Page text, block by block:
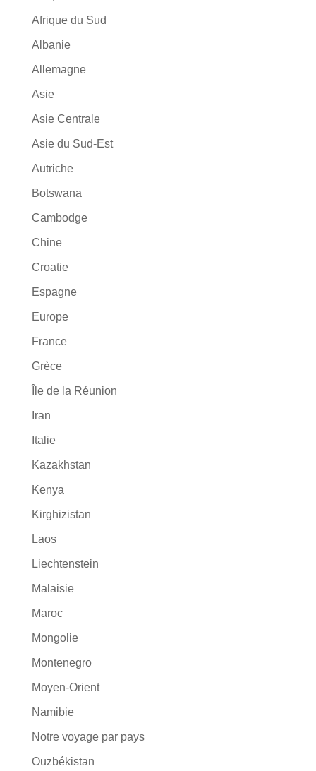
Afrique du Sud
Albanie
Allemagne
Asie
Asie Centrale
Asie du Sud-Est
Autriche
Botswana
Cambodge
Chine
Croatie
Espagne
Europe
France
Grèce
Île de la Réunion
Iran
Italie
Kazakhstan
Kenya
Kirghizistan
Laos
Liechtenstein
Malaisie
Maroc
Mongolie
Montenegro
Moyen-Orient
Namibie
Notre voyage par pays
Ouzbékistan